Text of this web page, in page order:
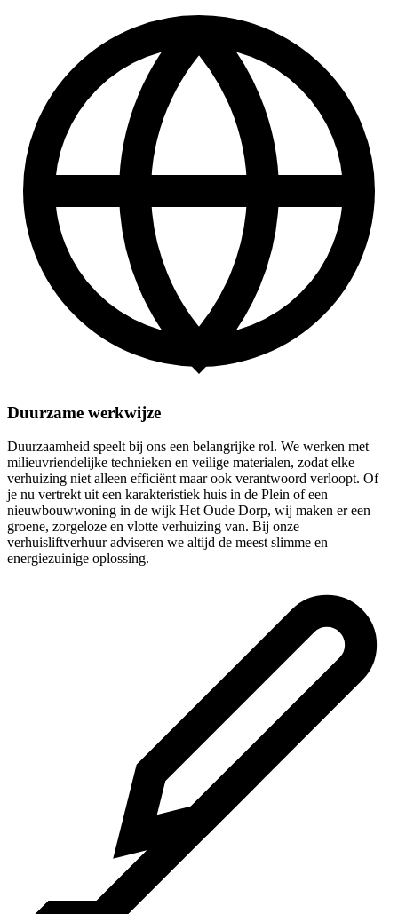
Duurzame werkwijze
Duurzaamheid speelt bij ons een belangrijke rol. We werken met
milieuvriendelijke technieken en veilige materialen, zodat elke
verhuizing niet alleen efficiënt maar ook verantwoord verloopt. Of
je nu vertrekt uit een karakteristiek huis in de Plein of een
nieuwbouwwoning in de wijk Het Oude Dorp, wij maken er een
groene, zorgeloze en vlotte verhuizing van. Bij onze
verhuisliftverhuur adviseren we altijd de meest slimme en
energiezuinige oplossing.